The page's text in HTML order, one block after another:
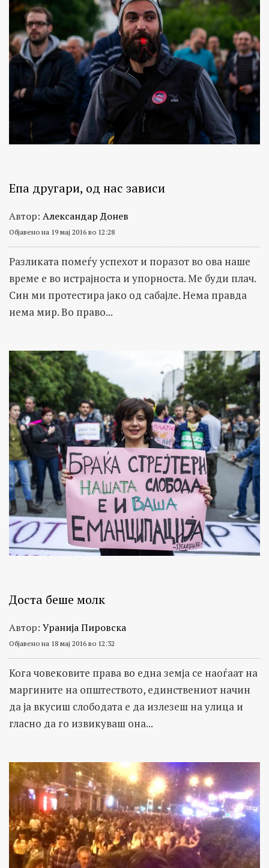
Епа другари, од нас зависи
Автор: Александар Донев
Објавено на 19 мај 2016 во 12:28
Разликата помеѓу успехот и поразот во ова наше
време е во истрајноста и упорноста. Ме буди плач.
Син ми протестира јако од сабајле. Нема правда
нема мир. Во право...
Доста беше молк
Автор: Уранија Пировска
Објавено на 18 мај 2016 во 12:32
Кога човековите права во една земја се наоѓаат на
маргините на општеството, единствениот начин
да ја вкусиш слободата е да излезеш на улица и
гласно да го извикуваш она...